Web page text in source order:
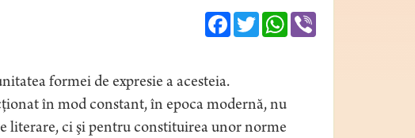
FacebookTwitterWhatsApp
formei de expresie a acesteia.
în mod constant, în epoca modernă, nu
literare, ci şi pentru constituirea unor norme